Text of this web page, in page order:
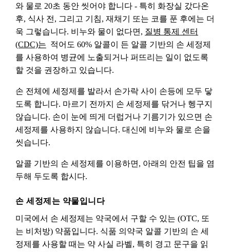
와 물로 20초 동안 씻어야 합니다 - 특히 화장실 갔다온
후, 식사 전, 그리고 기침, 재채기 또는 코를 푼 후에는 더
욱 그렇습니다. 비누와 물이 없다면, 질병 통제 센터
(CDC)는 적어도 60% 알콜이 든 알콜 기반의 손 세정제
를 사용하여 병균에 노출되거나 퍼뜨리는 일이 없도록
할 것을 권장하고 있습니다.
손 전체에 세정제를 발라서 손가락 사이 손등에 모두 닿
도록 합니다. 마르기 전까지 손 세정제를 닦거나 헹구지
않습니다. 손이 눈에 띄게 더럽거나 기름기가 있으면 손
세정제를 사용하지 않습니다. 대신에 비누와 물로 손을
씻습니다.
알콜 기반의 손 세정제를 이용하면, 아래의 안전 팁을 염
두해 두도록 합시다.
손 세정제는 약물입니다
미국에서 손 세정제는 약국에서 구할 수 있는 (OTC, 또
는 비처방) 약품입니다. 식품 의약국 알콜 기반의 손 세
정제를 사용할 때는 약 사실 라벨, 특히 경고 문구을 읽